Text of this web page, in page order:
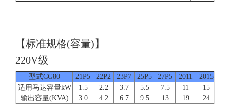
【标准规格(容量)】
220V级
型式CG80 21P5 22P2 23P7 25P5 27P5 2011 2015
适用马达容量kW
1.5 2.2 3.7 5.5 7.5 11 15
输出容量(KVA)
3.0 4.2 6.7 9.5 13 19 24